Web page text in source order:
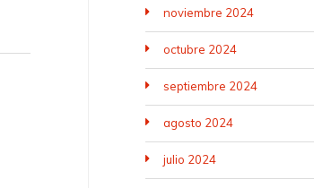
noviembre 2024
octubre 2024
septiembre 2024
agosto 2024
julio 2024